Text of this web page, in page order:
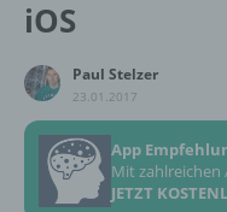
iOS
Paul Stelzer
23.01.2017
App
Mit zahlreichen
JETZT